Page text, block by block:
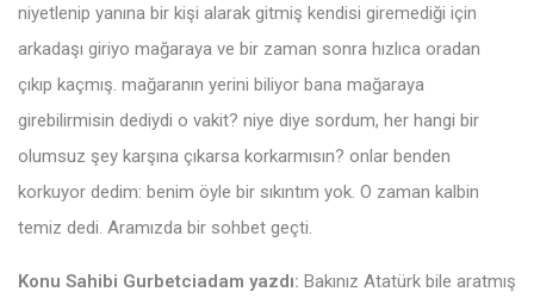
niyetlenip yanına bir kişi alarak gitmiş kendisi giremediği için
arkadaşı giriyo mağaraya ve bir zaman sonra hızlıca oradan
çıkıp kaçmış. mağaranın yerini biliyor bana mağaraya
girebilirmisin dediydi o vakit? niye diye sordum, her hangi bir
olumsuz şey karşına çıkarsa korkarmısın? onlar benden
korkuyor dedim: benim öyle bir sıkıntım yok. O zaman kalbin
temiz dedi. Aramızda bir sohbet geçti.
Konu Sahibi Gurbetciadam yazdı: Bakınız Atatürk bile aratmış